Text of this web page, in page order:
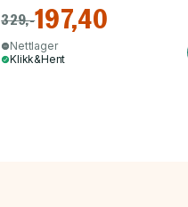
329,-197,40
Nettlager
Klikk&Hent